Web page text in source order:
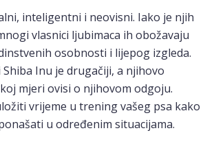
inteligentni i neovisni. Iako je njih
vlasnici ljubimaca ih obožavaju
osobnosti i lijepog izgleda.
Inu je drugačiji, a njihovo
mjeri ovisi o njihovom odgoju.
vrijeme u trening vašeg psa kako
u određenim situacijama.